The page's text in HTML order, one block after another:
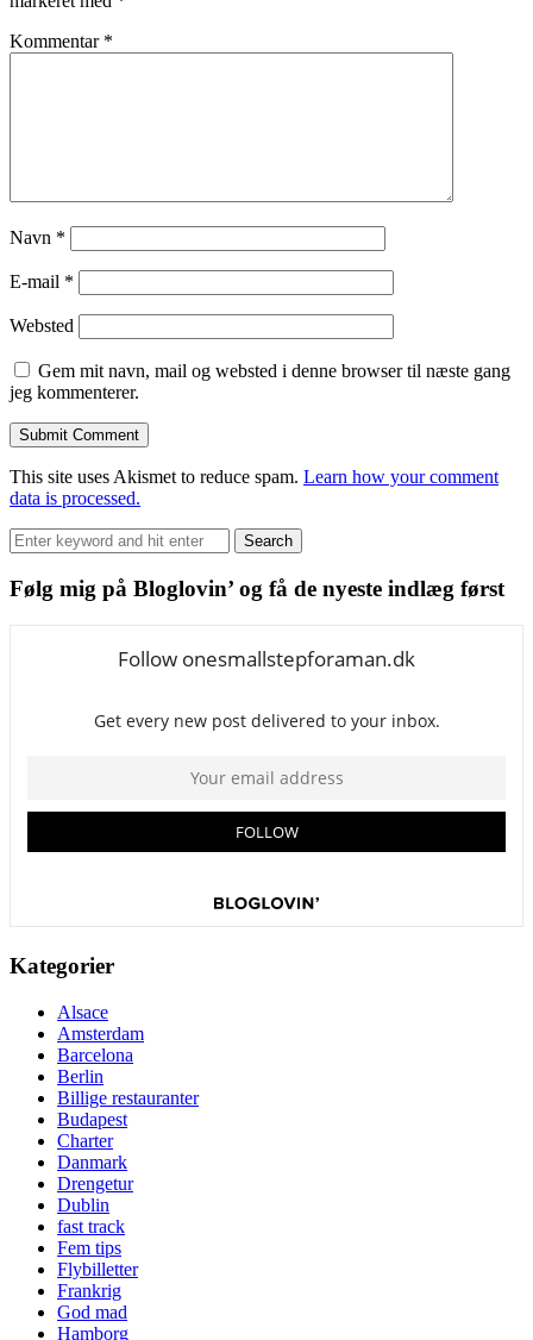
Kommentar *
Navn *
E-mail *
Websted
Gem mit navn, mail og websted i denne browser til næste gang
jeg kommenterer.
This site uses Akismet to reduce spam. Learn how your comment
data is processed.
Search
for:
Search
Følg mig på Bloglovin’ og få de nyeste indlæg først
Kategorier
Alsace
Amsterdam
Barcelona
Berlin
Billige restauranter
Budapest
Charter
Danmark
Drengetur
Dublin
fast track
Fem tips
Flybilletter
Frankrig
God mad
Hamborg